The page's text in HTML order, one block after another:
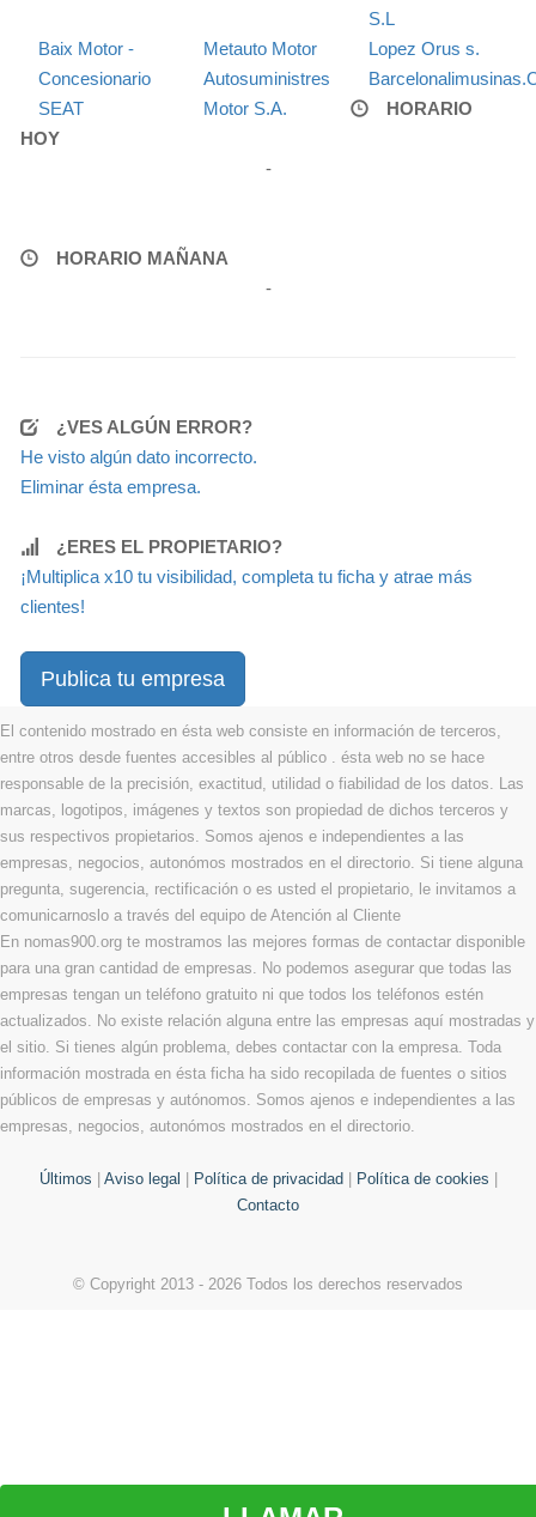
S.L
Baix Motor -
Concesionario
SEAT
Metauto Motor
Lopez Orus s.
Autosuministres
Motor S.A.
HORARIO
HOY
-
HORARIO MAÑANA
-
¿VES ALGÚN ERROR?
He visto algún dato incorrecto.
Eliminar ésta empresa.
¿ERES EL PROPIETARIO?
¡Multiplica x10 tu visibilidad, completa tu ficha y atrae más
clientes!
Publica tu empresa
El contenido mostrado en ésta web consiste en información de terceros,
entre otros desde fuentes accesibles al público . ésta web no se hace
responsable de la precisión, exactitud, utilidad o fiabilidad de los datos. Las
marcas, logotipos, imágenes y textos son propiedad de dichos terceros y
sus respectivos propietarios. Somos ajenos e independientes a las
empresas, negocios, autonómos mostrados en el directorio. Si tiene alguna
pregunta, sugerencia, rectificación o es usted el propietario, le invitamos a
comunicarnoslo a través del equipo de Atención al Cliente
En nomas900.org te mostramos las mejores formas de contactar disponible
para una gran cantidad de empresas. No podemos asegurar que todas las
empresas tengan un teléfono gratuito ni que todos los teléfonos estén
actualizados. No existe relación alguna entre las empresas aquí mostradas y
el sitio. Si tienes algún problema, debes contactar con la empresa. Toda
información mostrada en ésta ficha ha sido recopilada de fuentes o sitios
públicos de empresas y autónomos. Somos ajenos e independientes a las
empresas, negocios, autonómos mostrados en el directorio.
Últimos Aviso legal Política de privacidad Política de cookies
Contacto
© Copyright 2013 - 2026 Todos los derechos reservados